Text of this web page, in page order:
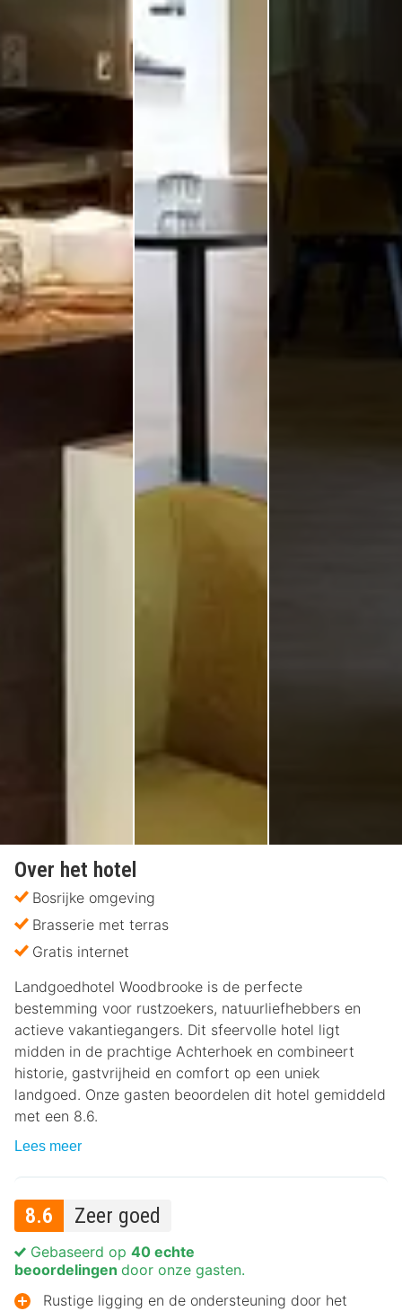
Over het hotel
Bosrijke omgeving
Brasserie met terras
Gratis internet
Landgoedhotel Woodbrooke is de perfecte
bestemming voor rustzoekers, natuurliefhebbers en
actieve vakantiegangers. Dit sfeervolle hotel ligt
midden in de prachtige Achterhoek en combineert
historie, gastvrijheid en comfort op een uniek
landgoed. Onze gasten beoordelen dit hotel gemiddeld
met een 8.6.
Lees meer
8.6 Zeer goed
Gebaseerd op 40 echte
beoordelingen door onze gasten.
Rustige ligging en de ondersteuning door het